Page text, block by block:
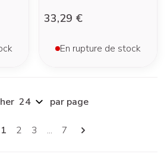
33,29 €
En rupture de stock
Pages
Vous lisez actuellement la page
1 Page
2 Page
3 ... Page
7
par page